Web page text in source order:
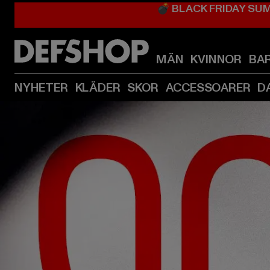
💣 BLACK FRIDAY
MÄN KVINNOR
NYHETER KLÄDER SKOR ACCESSOARER